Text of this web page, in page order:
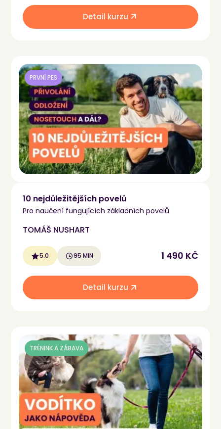
Detail kurzu
PRVNÍ PES
10 nejdůležitějších povelů
Pro naučení fungujících základních povelů
TOMÁŠ NUSHART
5.0 95 MIN 1 490 KČ
Detail kurzu
TRÉNINK A ZÁBAVA